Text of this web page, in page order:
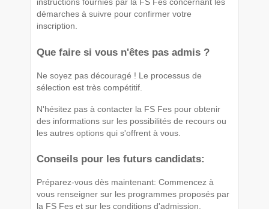
démarches à suivre pour confirmer votre
inscription.
Que faire si vous n'êtes pas admis ?
Ne soyez pas découragé ! Le processus de
sélection est très compétitif.
N'hésitez pas à contacter la FS Fes pour obtenir
des informations sur les possibilités de recours ou
les autres options qui s'offrent à vous.
Conseils pour les futurs candidats:
Préparez-vous dès maintenant: Commencez à
vous renseigner sur les programmes proposés par
la FS Fes et sur les conditions d'admission.